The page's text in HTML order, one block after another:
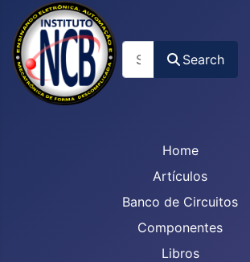
Search
Home
Artículos
Banco de Circuitos
Componentes
Libros